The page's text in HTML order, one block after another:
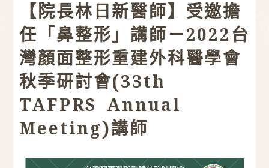
【院長林日新醫師】受邀擔
任「鼻整形」講師－2022台
灣顏面整形重建外科醫學會
秋季研討會(33th
TAFPRS Annual
Meeting)講師